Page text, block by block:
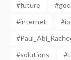
#future
#internet
#solutions